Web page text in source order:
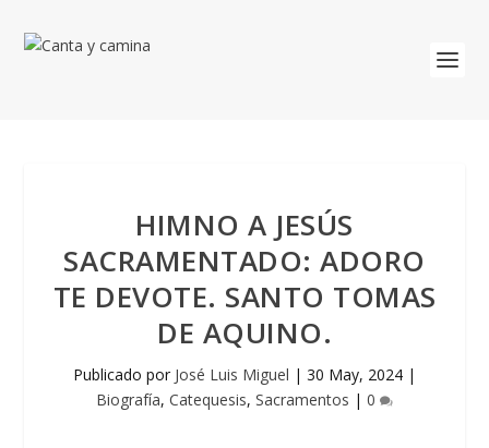
HIMNO A JESÚS
SACRAMENTADO: ADORO
TE DEVOTE. SANTO TOMAS
DE AQUINO.
Publicado por José Luis Miguel | 30 May, 2024 |
Biografía, Catequesis, Sacramentos | 0